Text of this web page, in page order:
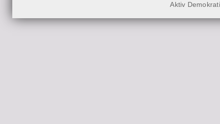
Aktiv Demokrati